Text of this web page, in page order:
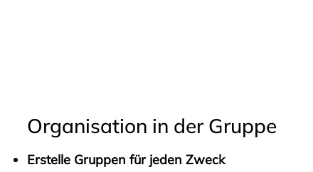
Organisation in der Gruppe
Erstelle Gruppen für jeden Zweck